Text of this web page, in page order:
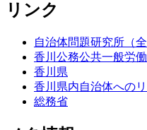
リンク
自治体問題研究所（全
香川公務公共一般労
香川県
香川県内自治体への
総務省